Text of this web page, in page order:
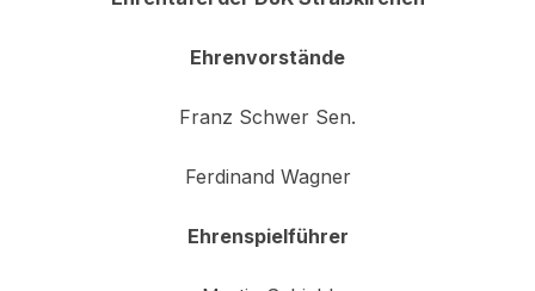
Ehrenvorstände
Franz Schwer Sen.
Ferdinand Wagner
Ehrenspielführer